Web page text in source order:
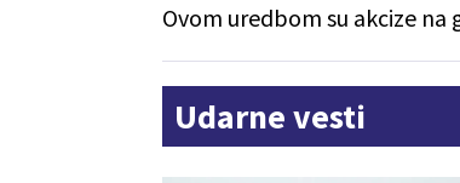
Ovom uredbom su akcize na
Udarne vesti